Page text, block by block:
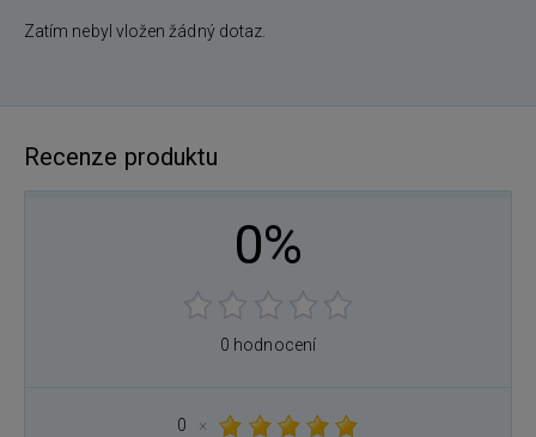
Zatím nebyl vložen žádný dotaz.
Recenze produktu
0%
0 hodnocení
0
×